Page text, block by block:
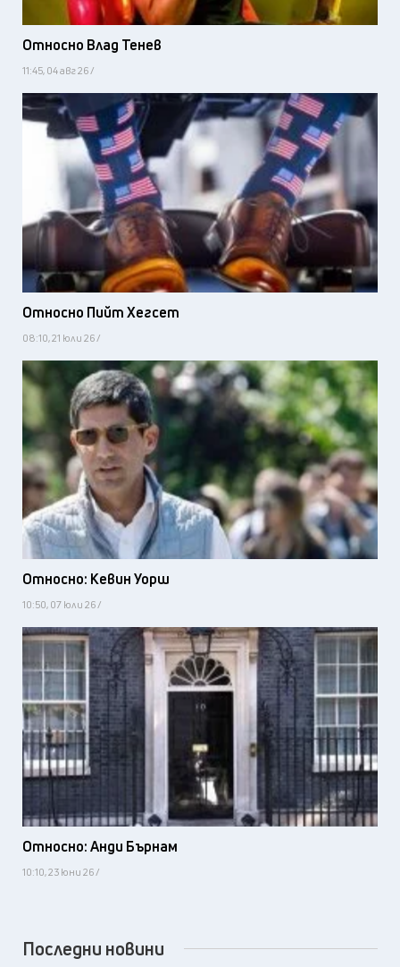
Относно Влад Тенев
11:45, 04 авг 26 /
Относно Пийт Хегсет
08:10, 21 юли 26 /
Относно: Кевин Уорш
10:50, 07 юли 26 /
Относно: Анди Бърнам
10:10, 23 юни 26 /
Последни новини